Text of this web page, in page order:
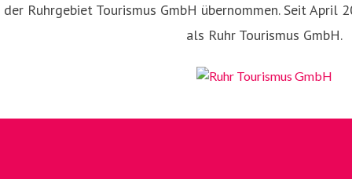
der Ruhrgebiet Tourismus GmbH übernommen. Seit
als Ruhr Tourismus GmbH.